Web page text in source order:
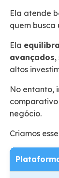
Ela atende
quem busca
Ela
avançados,
altos
No entanto,
comparativo
negócio.
Criamos